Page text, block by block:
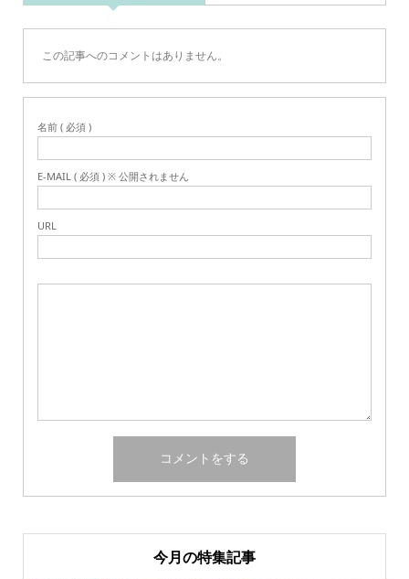
この記事へのコメントはありません。
名前 ( 必須 )
E-MAIL ( 必須 ) ※ 公開されません
URL
今月の特集記事